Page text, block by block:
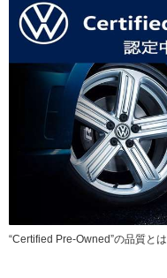
“Certified Pre-Owned”の品質とは